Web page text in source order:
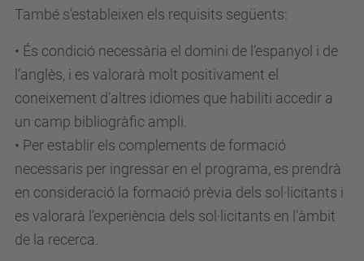
També s’estableixen els requisits següents:
• És condició necessària el domini de l’espanyol i de
l’anglès, i es valorarà molt positivament el
coneixement d’altres idiomes que habiliti accedir a
un camp bibliogràfic ampli.
• Per establir els complements de formació
necessaris per ingressar en el programa, es prendrà
en consideració la formació prèvia dels sol·licitants i
es valorarà l’experiència dels sol·licitants en l’àmbit
de la recerca.